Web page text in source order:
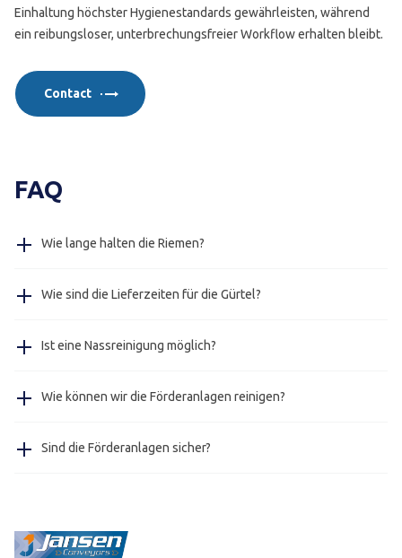
Einhaltung höchster Hygienestandards gewährleisten, während
ein reibungsloser, unterbrechungsfreier Workflow erhalten bleibt.
Contact
FAQ
Wie lange halten die Riemen?
Lebensmittelindustrie, die seit 10 Jahren die gleichen
Riemen in sehr abrasiven Umgebungen, wo sie „nur“ ein
Wie sind die Lieferzeiten für die Gürtel?
und fünf Werktagen, Eillieferungen sind nach
Ist eine Nassreinigung möglich?
(lebensmittelecht) können mit Wasser gereinigt werden.
Wie können wir die Förderanlagen reinigen?
Druckluftreinigung.
Sind die Förderanlagen sicher?